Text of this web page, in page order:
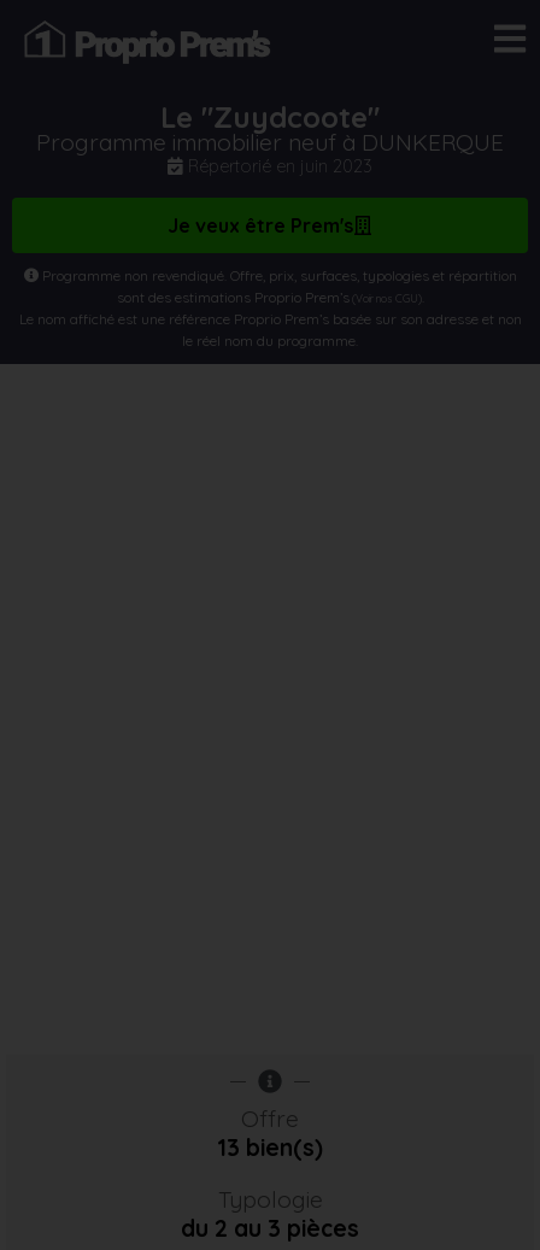
Le "Zuydcoote"
Programme immobilier neuf à DUNKERQUE
Répertorié en juin 2023
Je veux être Prem's
Programme non revendiqué. Offre, prix, surfaces, typologies et répartition
sont des estimations Proprio Prem’s(Voir nos CGU)
Le nom affiché est une référence Proprio Prem’s basée sur son adresse et non
le réel nom du programme.
Offre
13 bien(s)
Typologie
du 2 au 3 pièces